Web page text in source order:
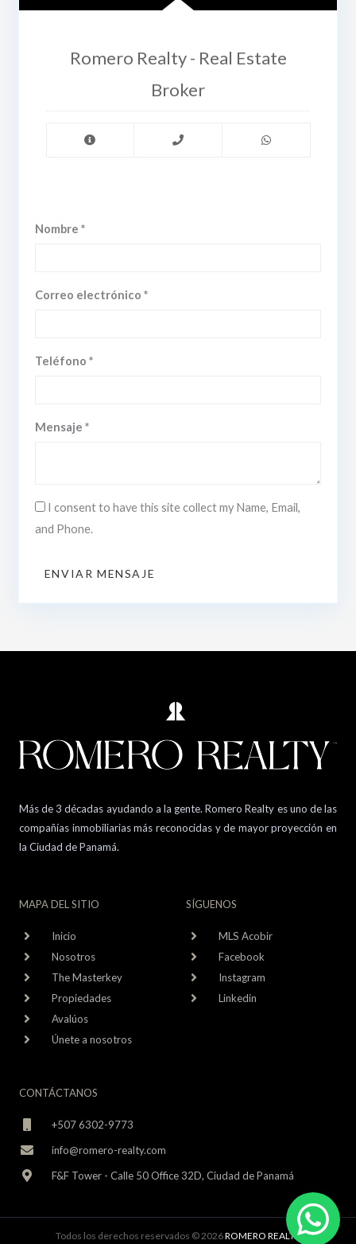
Romero Realty - Real Estate
Broker
Nombre *
Correo electrónico *
Teléfono *
Mensaje *
I consent to have this site collect my Name, Email,
and Phone.
ENVIAR MENSAJE
Más de 3 décadas ayudando a la gente. Romero Realty es uno de las
compañías inmobiliarias más reconocidas y de mayor proyección en
la Ciudad de Panamá.
MAPA DEL SITIO
Inicio
Nosotros
The Masterkey
Propiedades
Avalúos
Únete a nosotros
SÍGUENOS
MLS Acobir
Facebook
Instagram
Linkedin
CONTÁCTANOS
+507 6302-9773
info@romero-realty.com
F&F Tower - Calle 50 Office 32D, Ciudad de Panamá
Todos los derechos reservados © 2026ROMERO REALTY